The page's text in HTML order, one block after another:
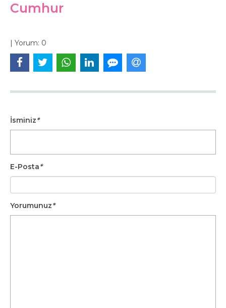
Cumhur
| Yorum: 0
İsminiz*
E-Posta*
Yorumunuz*